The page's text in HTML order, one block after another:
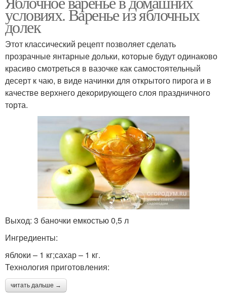
условиях. Варенье из яблочных
долек
Этот классический рецепт позволяет сделать
прозрачные янтарные дольки, которые будут одинаково
красиво смотреться в вазочке как самостоятельный
десерт к чаю, в виде начинки для открытого пирога и в
качестве верхнего декорирующего слоя праздничного
торта.
Выход: 3 баночки емкостью 0,5 л
Ингредиенты:
яблоки – 1 кг;сахар – 1 кг.
Технология приготовления:
читать дальше →